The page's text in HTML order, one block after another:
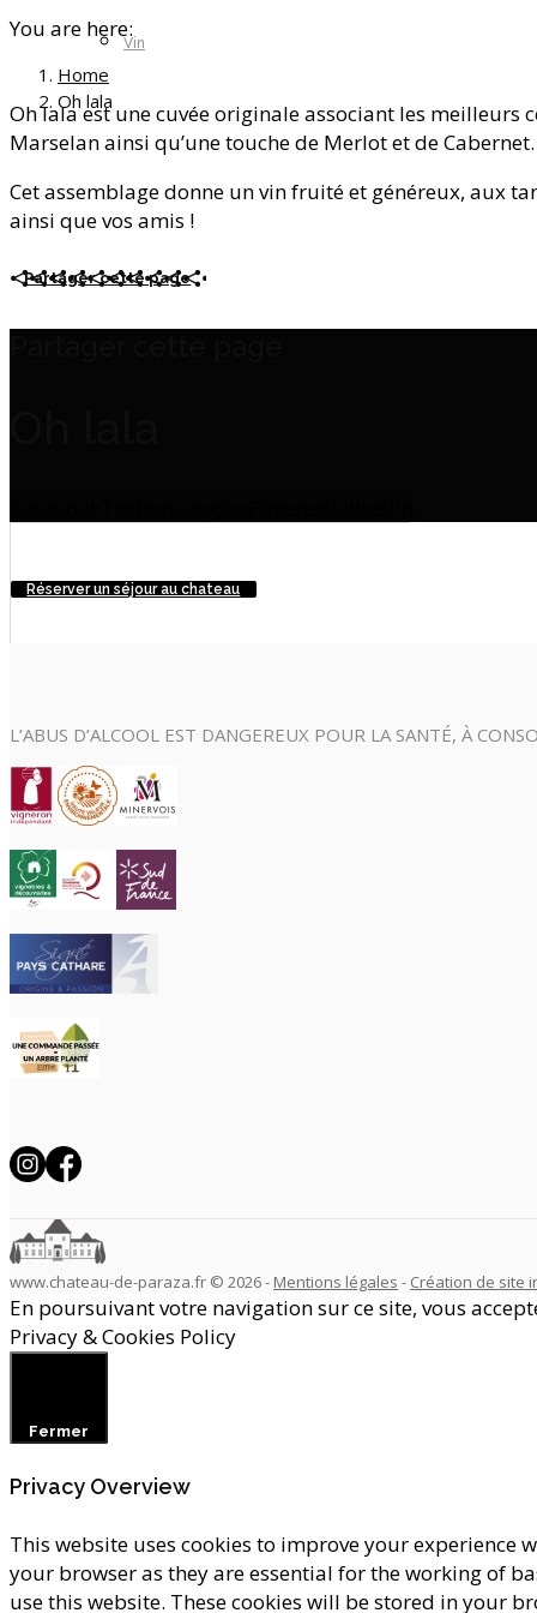
Vin
You are here:
Home
Oh lala
Oh lala est une cuvée originale associant les meilleurs
Marselan ainsi qu’une touche de Merlot et de Cabernet.
Cet assemblage donne un vin fruité et généreux, aux
ainsi que vos amis !
Partager cette page
Réserver un séjour au chateau
L’ABUS D’ALCOOL EST DANGEREUX POUR LA SANTÉ, À
www.chateau-de-paraza.fr © 2026 - Mentions légales - Création de site
En poursuivant votre navigation sur ce site, vous
Privacy & Cookies Policy
Fermer
Privacy Overview
This website uses cookies to improve your experience
your browser as they are essential for the working of
use this website. These cookies will be stored in your